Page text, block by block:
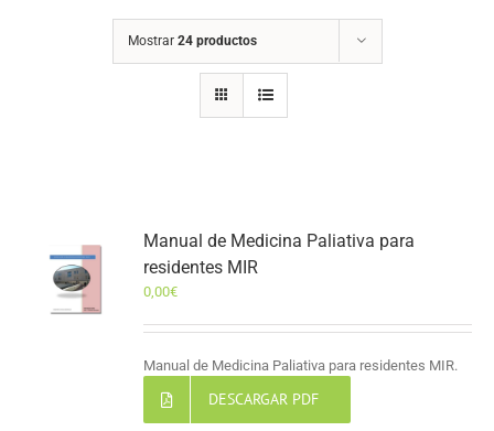
Mostrar 24 productos
Manual de Medicina Paliativa para
residentes MIR
0,00€
Manual de Medicina Paliativa para residentes MIR.
DESCARGAR PDF